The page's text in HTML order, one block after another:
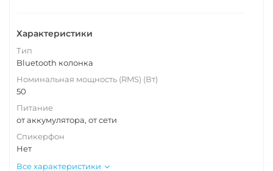
Характеристики
Тип
Bluetooth колонка
Номинальная мощность (RMS) (Вт)
50
Питание
от аккумулятора, от сети
Спикерфон
Нет
Все характеристики